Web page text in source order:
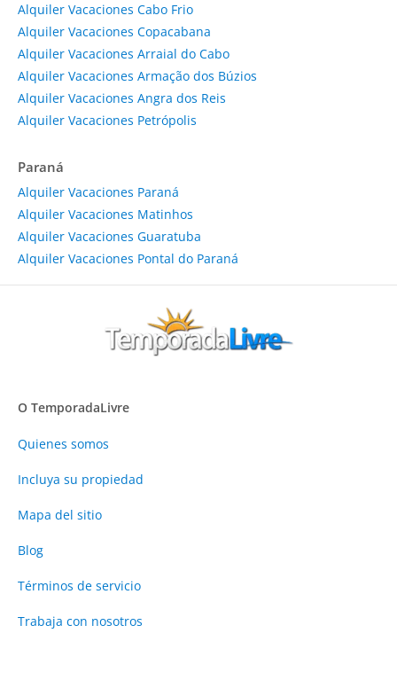
Alquiler Vacaciones Cabo Frio
Alquiler Vacaciones Copacabana
Alquiler Vacaciones Arraial do Cabo
Alquiler Vacaciones Armação dos Búzios
Alquiler Vacaciones Angra dos Reis
Alquiler Vacaciones Petrópolis
Paraná
Alquiler Vacaciones Paraná
Alquiler Vacaciones Matinhos
Alquiler Vacaciones Guaratuba
Alquiler Vacaciones Pontal do Paraná
O TemporadaLivre
Quienes somos
Incluya su propiedad
Mapa del sitio
Blog
Términos de servicio
Trabaja con nosotros